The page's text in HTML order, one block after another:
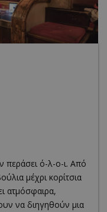
περάσει ό-λ-ο-ι. Από
μέχρι κορίτσια
ατμόσφαιρα,
να διηγηθούν μια